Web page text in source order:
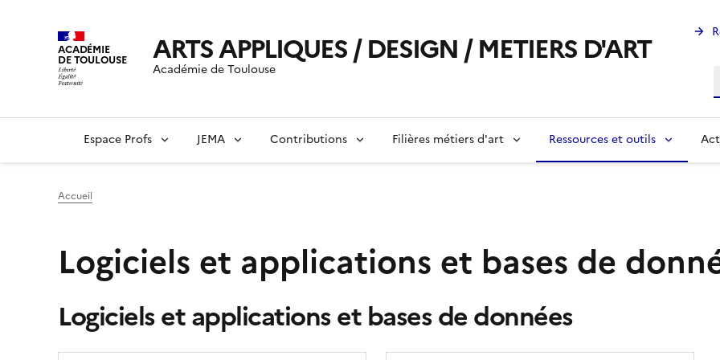
ACADÉMIE
DE TOULOUSE ARTS APPLIQUES / DESIGN / METIERS D'ART
Académie de Toulouse
Espace Profs JEMA Contributions Filières métiers d'art Ressources et outils
Accueil
Logiciels et applications et bases de
Logiciels et applications et bases de données